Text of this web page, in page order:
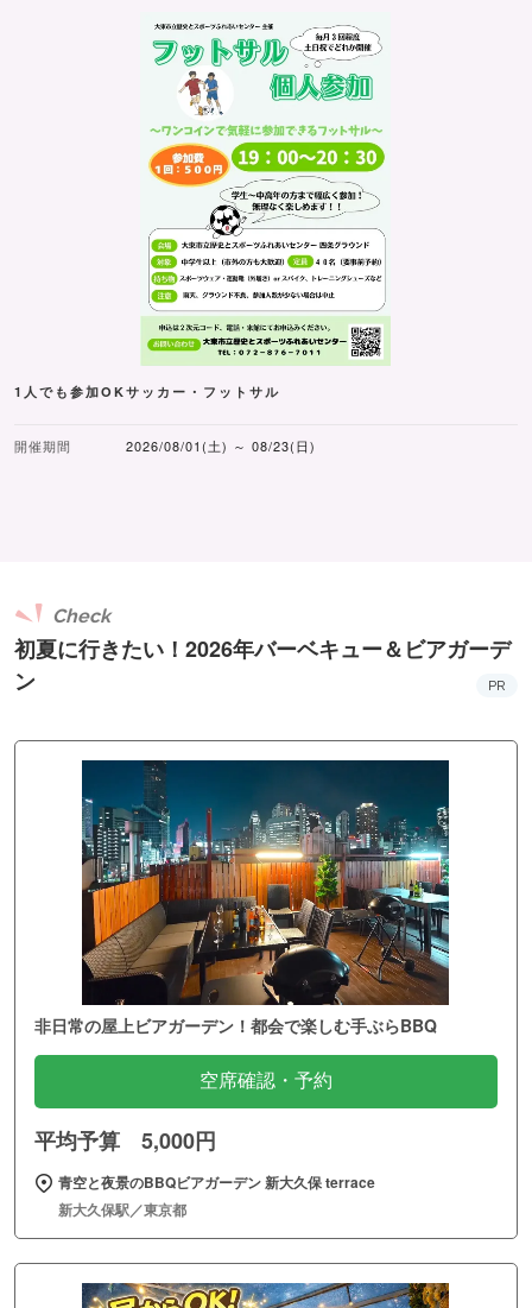
1人でも参加OKサッカー・フットサル
開催期間 2026/08/01(土) ～ 08/23(日)
初夏に行きたい！2026年バーベキュー＆ビアガーデ
ン
Check
PR
非日常の屋上ビアガーデン！都会で楽しむ手ぶらBBQ
空席確認・予約
平均予算 5,000円
青空と夜景のBBQビアガーデン 新大久保 terrace
新大久保駅／東京都